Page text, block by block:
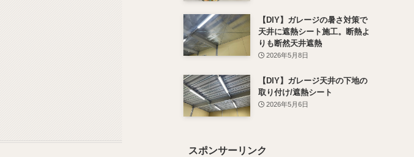
【DIY】ガレージの暑さ対策で
天井に遮熱シート施工。断熱よ
りも断然天井遮熱
2026年5月8日
【DIY】ガレージ天井の下地の
取り付け/遮熱シート
2026年5月6日
スポンサーリンク